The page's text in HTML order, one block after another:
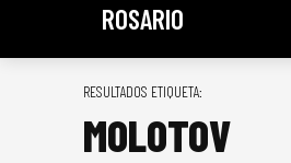
ROSARIO
RESULTADOS ETIQUETA:
MOLOTOV